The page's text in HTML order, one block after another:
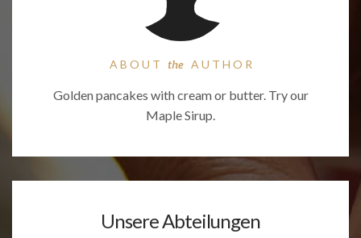
ABOUT the AUTHOR
Golden pancakes with cream or butter. Try our
Maple Sirup.
Unsere Abteilungen